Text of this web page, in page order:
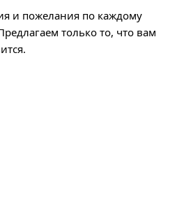
и пожелания по каждому
только то, что вам